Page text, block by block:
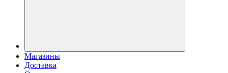
Магазины
Доставка